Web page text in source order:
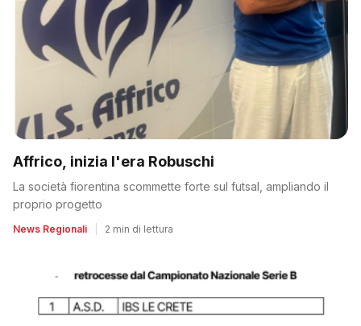
Affrico, inizia l'era Robuschi
La società fiorentina scommette forte sul futsal, ampliando il
proprio progetto
News Regionali 2 min di lettura